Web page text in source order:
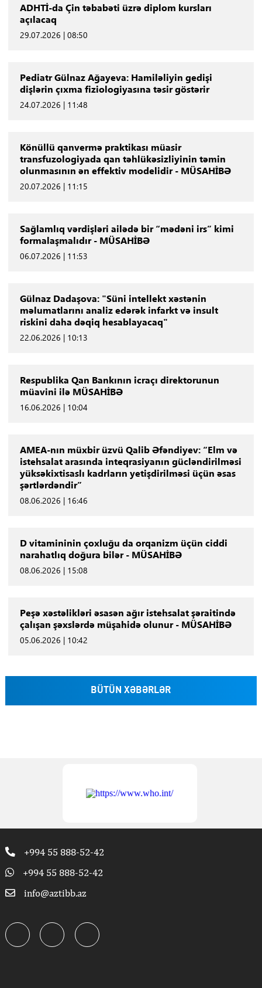
ADHTİ-da Çin təbabəti üzrə diplom kursları
açılacaq
29.07.2026 | 08:50
Pediatr Gülnaz Ağayeva: Hamiləliyin gedişi
dişlərin çıxma fiziologiyasına təsir göstərir
24.07.2026 | 11:48
Könüllü qanvermə praktikası müasir
transfuzologiyada qan təhlükəsizliyinin təmin
olunmasının ən effektiv modelidir - MÜSAHİBƏ
20.07.2026 | 11:15
Sağlamlıq vərdişləri ailədə bir “mədəni irs” kimi
formalaşmalıdır - MÜSAHİBƏ
06.07.2026 | 11:53
Gülnaz Dadaşova: "Süni intellekt xəstənin
məlumatlarını analiz edərək infarkt və insult
riskini daha dəqiq hesablayacaq"
22.06.2026 | 10:13
Respublika Qan Bankının icraçı direktorunun
müavini ilə MÜSAHİBƏ
16.06.2026 | 10:04
AMEA-nın müxbir üzvü Qalib Əfəndiyev: “Elm və
istehsalat arasında inteqrasiyanın gücləndirilməsi
yüksəkixtisaslı kadrların yetişdirilməsi üçün əsas
şərtlərdəndir”
08.06.2026 | 16:46
D vitamininin çoxluğu da orqanizm üçün ciddi
narahatlıq doğura bilər - MÜSAHİBƏ
08.06.2026 | 15:08
Peşə xəstəlikləri əsasən ağır istehsalat şəraitində
çalışan şəxslərdə müşahidə olunur - MÜSAHİBƏ
05.06.2026 | 10:42
BÜTÜN XƏBƏRLƏR
+994 55 888-52-42
+994 55 888-52-42
info@aztibb.az